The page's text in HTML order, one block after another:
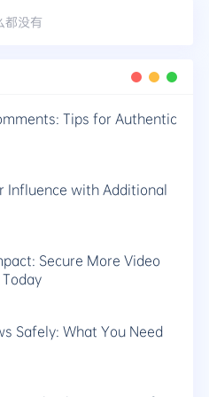
都没有
Tips for Authentic
Influence with Additional
Secure More Video
Safely: What You Need